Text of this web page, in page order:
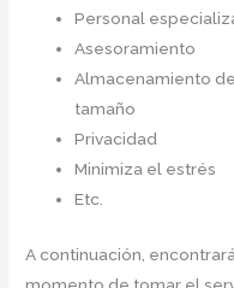
Personal
Asesoramiento
Almacenamiento
tamaño
Privacidad
Minimiza el estrés
Etc.
A continuación,